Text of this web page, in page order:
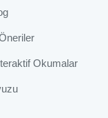
Okumalar